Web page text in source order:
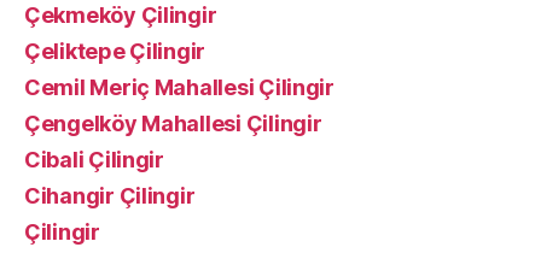
Çekmeköy Çilingir
Çeliktepe Çilingir
Cemil Meriç Mahallesi Çilingir
Çengelköy Mahallesi Çilingir
Cibali Çilingir
Cihangir Çilingir
Çilingir